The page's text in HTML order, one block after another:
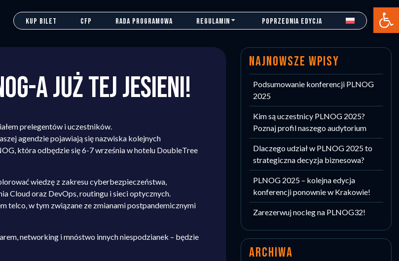
KUP BILET CFP RADA PROGRAMOWA REGULAMIN POPRZEDNIA EDYCJA
A JUŻ TEJ JESIENI!
prelegentów i uczestników.
agendzie pojawiają się nazwiska kolejnych
która odbędzie się 6-7 września w hotelu DoubleTree
wiedzę z zakresu cyberbezpieczeństwa,
Cloud oraz DevOps, routingu i sieci optycznych.
telco, w tym związane ze zmianami postpandemicznymi
networking i mnóstwo innych niespodzianek – będzie
NAJNOWSZE WPISY
Podsumowanie konferencji PLNOG
2025
Kim są uczestnicy PLNOG 2025?
Poznaj profil naszego audytorium
Dlaczego udział w PLNOG 2025 to
strategiczna decyzja biznesowa?
PLNOG 2025 – kolejna edycja
konferencji ponownie w Krakowie!
Zarezerwuj nocleg na PLNOG32!
ARCHIWA